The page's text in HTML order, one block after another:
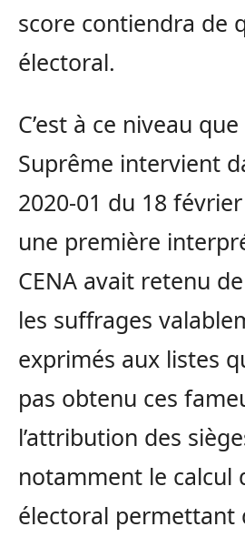
score contiendra de
électoral.
C’est à ce niveau
Suprême intervient
2020-01 du 18
une première
CENA avait retenu
les suffrages
exprimés aux listes
pas obtenu ces
l’attribution des
notamment le calcul
électoral permettant